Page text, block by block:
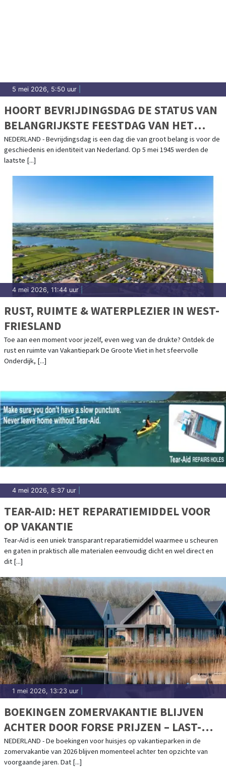
5 mei 2026, 5:50 uur
HOORT BEVRIJDINGSDAG DE STATUS VAN
BELANGRIJKSTE FEESTDAG VAN HET
JAAR TE KRIJGEN?
NEDERLAND - Bevrijdingsdag is een dag die van groot belang is voor de
geschiedenis en identiteit van Nederland. Op 5 mei 1945 werden de
laatste [...]
4 mei 2026, 11:44 uur
RUST, RUIMTE & WATERPLEZIER IN WEST-
FRIESLAND
Toe aan een moment voor jezelf, even weg van de drukte? Ontdek de
rust en ruimte van Vakantiepark De Groote Vliet in het sfeervolle
Onderdijk, [...]
4 mei 2026, 8:37 uur
TEAR-AID: HET REPARATIEMIDDEL VOOR
OP VAKANTIE
Tear-Aid is een uniek transparant reparatiemiddel waarmee u scheuren
en gaten in praktisch alle materialen eenvoudig dicht en wel direct en
dit [...]
1 mei 2026, 13:23 uur
BOEKINGEN ZOMERVAKANTIE BLIJVEN
ACHTER DOOR FORSE PRIJZEN – LAST-
MINUTE EXPLOSIE VERWACHT
NEDERLAND - De boekingen voor huisjes op vakantieparken in de
zomervakantie van 2026 blijven momenteel achter ten opzichte van
voorgaande jaren. Dat [...]